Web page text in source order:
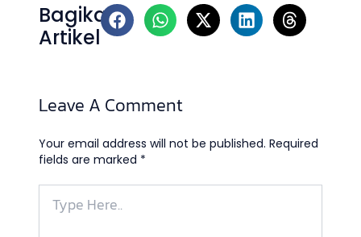
Bagikan
Artikel
Leave A Comment
Your email address will not be published. Required
fields are marked *
Type
Here..